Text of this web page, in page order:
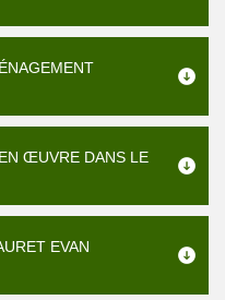
ŒUVRE DANS LE
EVAN